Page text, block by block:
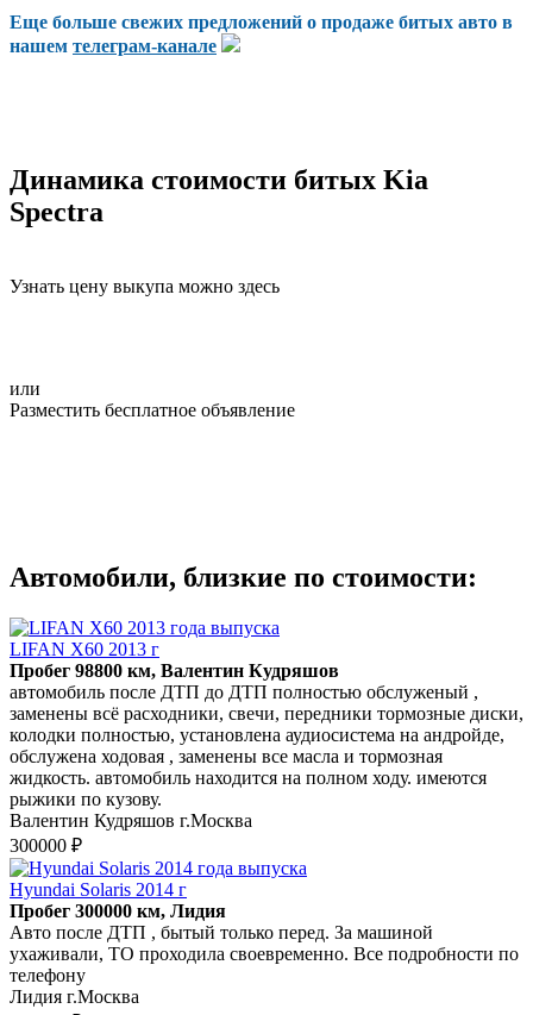
Еще больше свежих предложений о продаже битых авто в
нашем телеграм-канале
Динамика стоимости битых Kia
Spectra
Узнать цену выкупа можно здесь
или
Разместить бесплатное объявление
Автомобили, близкие по стоимости:
LIFAN X60 2013 г
Пробег 98800 км, Валентин Кудряшов
автомобиль после ДТП до ДТП полностью обслуженый ,
заменены всё расходники, свечи, передники тормозные диски,
колодки полностью, установлена аудиосистема на андройде,
обслужена ходовая , заменены все масла и тормозная
жидкость. автомобиль находится на полном ходу. имеются
рыжики по кузову.
Валентин Кудряшов г.Москва
300000 ₽
Hyundai Solaris 2014 г
Пробег 300000 км, Лидия
Авто после ДТП , бытый только перед. За машиной
ухаживали, ТО проходила своевременно. Все подробности по
телефону
Лидия г.Москва